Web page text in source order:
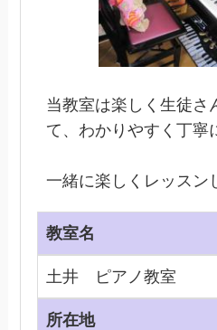
当教室は楽しく生徒さ
て、わかりやすく丁寧
一緒に楽しくレッスン
教室名
土井 ピアノ教室
所在地